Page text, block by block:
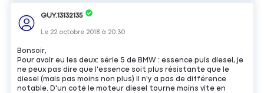
GUY.13132135
Le 22 octobre 2018 à 20:30
Bonsoir,
Pour avoir eu les deux: série 5 de BMW : essence puis diesel, je
ne peux pas dire que l'essence soit plus résistante que le
diesel (mais pas moins non plus) Il n'y a pas de différence
notable. D'un coté le moteur diesel tourne moins vite en